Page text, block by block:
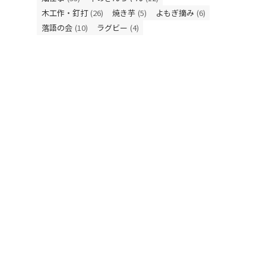
木工作・釘打 (26) 焼き芋 (5) よもぎ摘み (6)
落語の会 (10) ラグビー (4)